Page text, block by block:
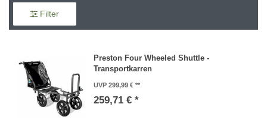
Filter
Preston Four Wheeled Shuttle -
Transportkarren
UVP 299,99 €
259,71 € *